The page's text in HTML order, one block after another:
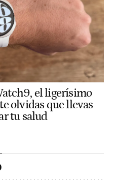
el ligerísimo
olvidas que llevas
tu salud